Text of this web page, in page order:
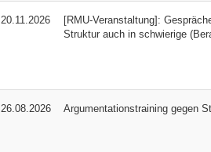
20.11.2026
[RMU-Veranstaltung]:
Struktur auch in schwierige
26.08.2026 Argumentationstraining gegen